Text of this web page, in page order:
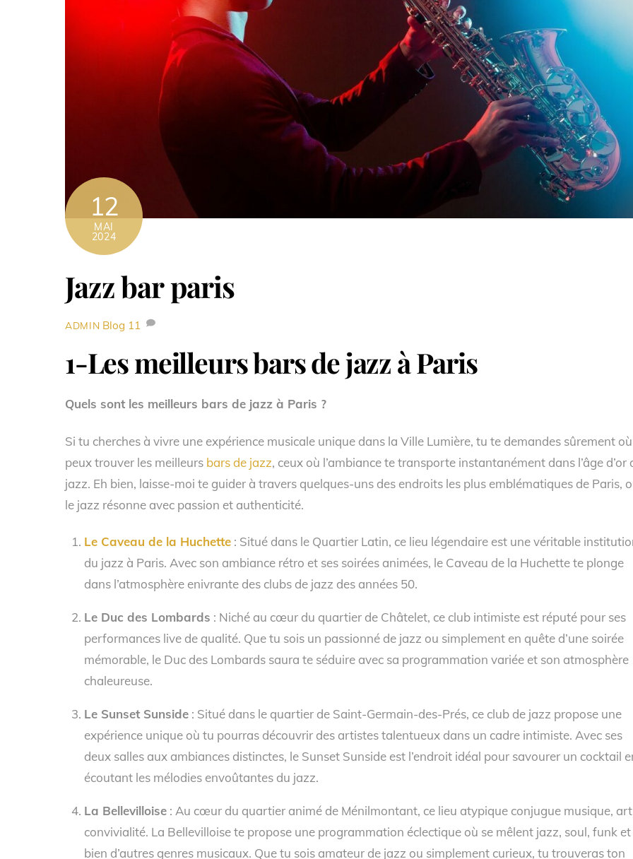
12
MAI
2024
Jazz bar paris
ADMIN Blog 11
1-Les meilleurs bars de jazz à Paris
Quels sont les meilleurs bars de jazz à Paris ?
Si tu cherches à vivre une expérience musicale unique dans la Ville Lumière, tu te demandes sûrement
peux trouver les meilleurs bars de jazz, ceux où l’ambiance te transporte instantanément dans l’âge d’or
jazz. Eh bien, laisse-moi te guider à travers quelques-uns des endroits les plus emblématiques de Paris,
le jazz résonne avec passion et authenticité.
Le Caveau de la Huchette : Situé dans le Quartier Latin, ce lieu légendaire est une véritable
du jazz à Paris. Avec son ambiance rétro et ses soirées animées, le Caveau de la Huchette te plonge
dans l’atmosphère enivrante des clubs de jazz des années 50.
Le Duc des Lombards : Niché au cœur du quartier de Châtelet, ce club intimiste est réputé pour ses
performances live de qualité. Que tu sois un passionné de jazz ou simplement en quête d’une soirée
mémorable, le Duc des Lombards saura te séduire avec sa programmation variée et son atmosphère
chaleureuse.
Le Sunset Sunside : Situé dans le quartier de Saint-Germain-des-Prés, ce club de jazz propose une
expérience unique où tu pourras découvrir des artistes talentueux dans un cadre intimiste. Avec ses
deux salles aux ambiances distinctes, le Sunset Sunside est l’endroit idéal pour savourer un cocktail
écoutant les mélodies envoûtantes du jazz.
La Bellevilloise : Au cœur du quartier animé de Ménilmontant, ce lieu atypique conjugue musique,
convivialité. La Bellevilloise te propose une programmation éclectique où se mêlent jazz, soul, funk et
bien d’autres genres musicaux. Que tu sois amateur de jazz ou simplement curieux, tu trouveras ton